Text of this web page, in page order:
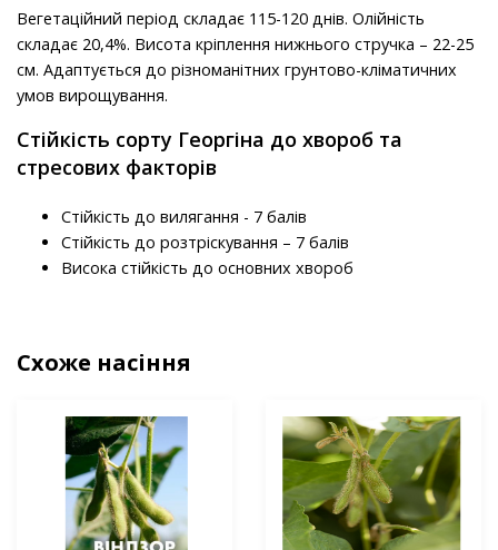
Вегетаційний період складає 115-120 днів. Олійність
складає 20,4%. Висота кріплення нижнього стручка – 22-25
см. Адаптується до різноманітних грунтово-кліматичних
умов вирощування.
Стійкість сорту Георгіна до хвороб та
стресових факторів
Стійкість до вилягання - 7 балів
Стійкість до розтріскування – 7 балів
Висока стійкість до основних хвороб
Схоже насіння